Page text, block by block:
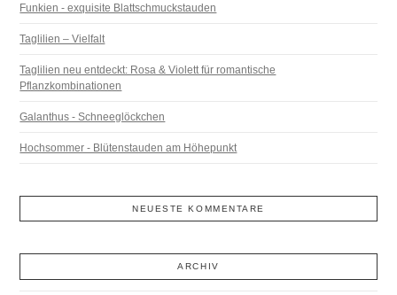
Funkien - exquisite Blattschmuckstauden
Taglilien – Vielfalt
Taglilien neu entdeckt: Rosa & Violett für romantische
Pflanzkombinationen
Galanthus - Schneeglöckchen
Hochsommer - Blütenstauden am Höhepunkt
NEUESTE KOMMENTARE
ARCHIV